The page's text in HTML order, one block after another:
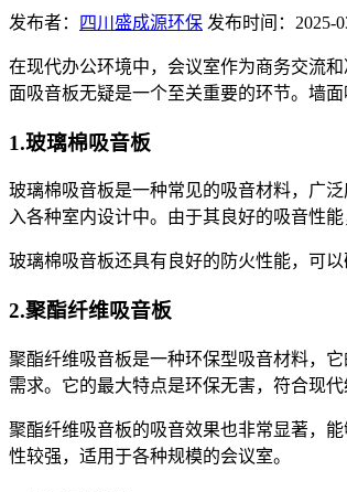
发布者： 四川盛成源环保 发布时间：2025-
在现代办公环境中，会议室作为商务交流
面吸音板无疑是一个至关重要的环节。墙
1.玻璃棉吸音板
玻璃棉吸音板是一种常见的吸音材料，广
入各种室内设计中。由于其良好的吸音性
玻璃棉吸音板还具有良好的防火性能，可
2.聚酯纤维吸音板
聚酯纤维吸音板是一种环保型吸音材料，
需求。它的最大特点是环保无害，符合现
聚酯纤维吸音板的吸音效果也非常显著，
性较强，适用于各种规模的会议室。